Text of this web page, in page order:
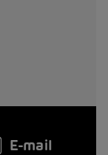
E-mail